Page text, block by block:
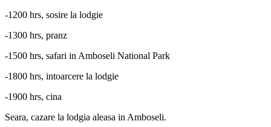
-1200 hrs, sosire la lodgie
-1300 hrs, pranz
-1500 hrs, safari in Amboseli National Park
-1800 hrs, intoarcere la lodgie
-1900 hrs, cina
Seara, cazare la lodgia aleasa in Amboseli.